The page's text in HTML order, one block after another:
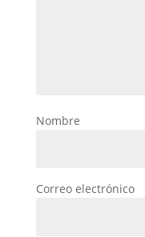
Nombre
Correo electrónico